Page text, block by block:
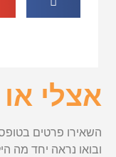
אצלי
השאירו פרטים
ובואו נראה יחד מה